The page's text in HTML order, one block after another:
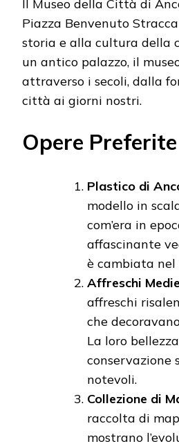
Il Museo della Città di
Piazza Benvenuto
storia e alla cultura della
un antico palazzo, il
attraverso i secoli, dalla
città ai giorni nostri.
Opere Preferite
Plastico di
modello in
com’era in
affascinante
è cambiata nel
Affreschi
affreschi
che
La loro
conservazione
notevoli.
Collezione di
raccolta di
mostrano